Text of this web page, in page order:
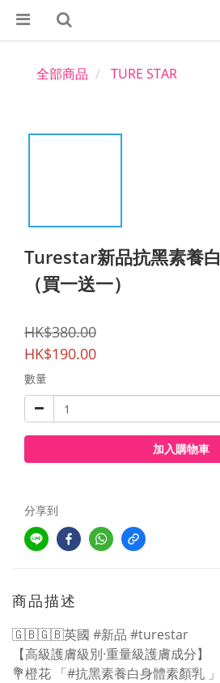
全部商品 TURE STAR
Turestar新品抗黑素養
（買一送一）
HK$380.00
HK$190.00
數量
加入購物車
分享到
商品描述
🇬🇧🇬🇧英國 #新品 #turestar
【高級護膚級別·重量級護膚成分】
💐橙花 「#抗黑素養白身體素顏乳 」